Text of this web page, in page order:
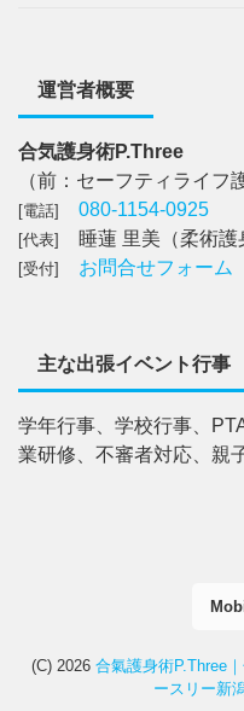
運営者概要
合気護身術P.Three
（前：セーフティライフ
[電話] 080-1154-0925
[代表] 睡蓮 里美（柔術護
[受付] お問合せフォーム
主な出張イベント行事
学年行事、学校行事、
業研修、不審者対応、親
(C) 2026 合氣護身術P.Three
ースリー新